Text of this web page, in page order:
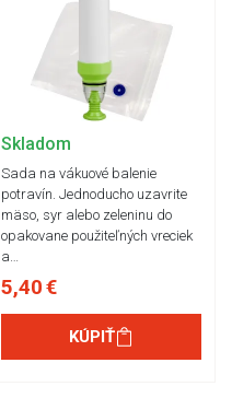
Skladom
Sada na vákuové balenie
potravín. Jednoducho uzavrite
mäso, syr alebo zeleninu do
opakovane použiteľných vreciek
a…
5,40 €
KÚPIŤ